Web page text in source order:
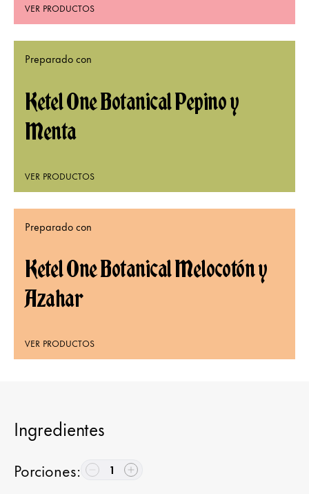
VER PRODUCTOS
Preparado con
Ketel One Botanical Pepino y
Menta
VER PRODUCTOS
Preparado con
Ketel One Botanical Melocotón y
Azahar
VER PRODUCTOS
Ingredientes
Porciones: 1